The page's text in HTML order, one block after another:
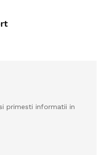
primesti informatii in